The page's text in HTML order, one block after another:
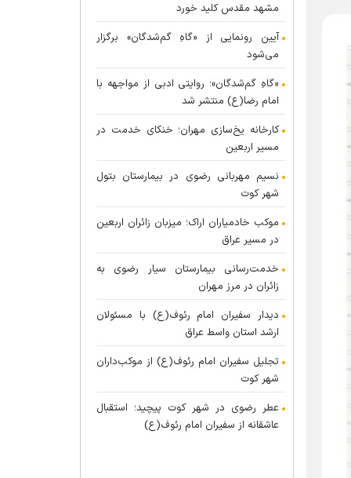
مشهد مقدس کلید خورد
آیین رونمایی از «گاهِ گم‌شدگان» برگزار
می‌شود
«گاهِ گم‌شدگان»؛ روایتی ادبی از مواجهه با
امام رضا(ع) منتشر شد
کارخانه یخ‌سازی مهران؛ خنکای خدمت در
مسیر اربعین
نسیم مهربانی رضوی در بیمارستان بتول
شهر کوت
موکب خادمیاران اراک؛ میزبان زائران اربعین
در مسیر عراق
خدمت‌رسانی بیمارستان سیار رضوی به
زائران در مرز مهران
دیدار سفیران امام رئوف(ع) با مسئولان
ارشد استان واسط عراق
تجلیل سفیران امام رئوف(ع) از موکب‌داران
شهر کوت
عطر رضوی در شهر کوت پیچید؛ استقبال
عاشقانه از سفیران امام رئوف(ع)